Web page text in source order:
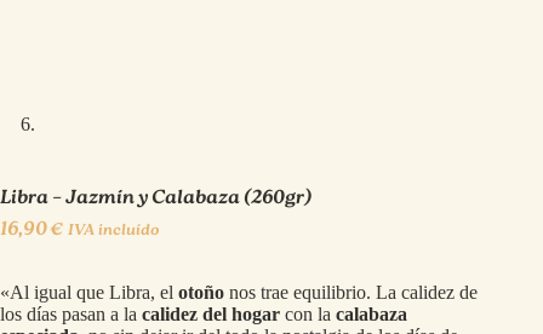
Libra – Jazmín y Calabaza (260gr)
16,90€ IVA incluído
«Al igual que Libra, el otoño nos trae equilibrio. La calidez de
los días pasan a la calidez del hogar con la calabaza